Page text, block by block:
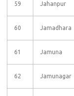
59 Jahanpur
60 Jamadhara
61 Jamuna
62 Jamunagar